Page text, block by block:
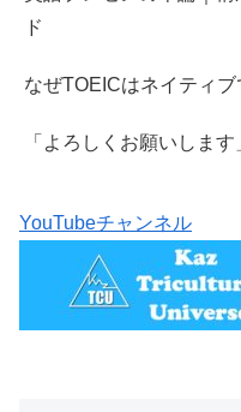
ド
なぜTOEICはネイティ
「よろしくお願いしま
YouTubeチャンネル